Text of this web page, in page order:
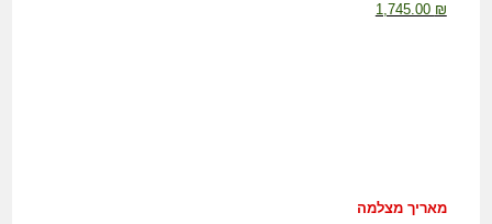
1,745.00 ₪
מאריך מצלמה